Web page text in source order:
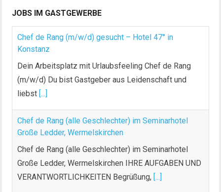
JOBS IM GASTGEWERBE
Chef de Rang (m/w/d) gesucht – Hotel 47° in
Konstanz
Dein Arbeitsplatz mit Urlaubsfeeling Chef de Rang
(m/w/d) Du bist Gastgeber aus Leidenschaft und
liebst [...]
Chef de Rang (alle Geschlechter) im Seminarhotel
Große Ledder, Wermelskirchen
Chef de Rang (alle Geschlechter) im Seminarhotel
Große Ledder, Wermelskirchen IHRE AUFGABEN UND
VERANTWORTLICHKEITEN Begrüßung, [...]